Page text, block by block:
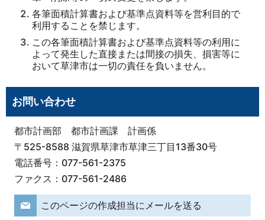
各筆面積計算書および基準点資料等を営利目的で
利用することを禁じます。
この各筆面積計算書および基準点資料等の利用に
よって発生した直接または間接の損失、損害等に
おいて草津市は一切の責任を負いません。
お問い合わせ
都市計画部 都市計画課 計画係
〒525-8588 滋賀県草津市草津三丁目13番30号
電話番号：077-561-2375
ファクス：077-561-2486
このページの作成担当にメールを送る